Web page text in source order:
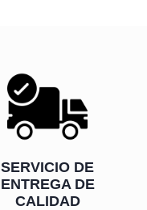
SERVICIO DE
ENTREGA DE
CALIDAD